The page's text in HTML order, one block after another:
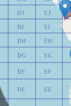
DE
DF
DG
DH
DI
DJ
EE
EF
EG
EH
EI
EJ